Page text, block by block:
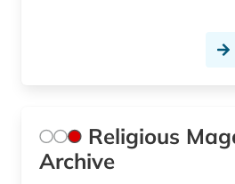
Lettland (1)
Litauen (1)
Religious
Archive